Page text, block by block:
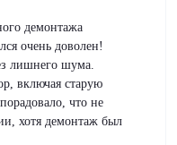
демонтажа
очень доволен!
лишнего шума.
включая старую
что не
хотя демонтаж был